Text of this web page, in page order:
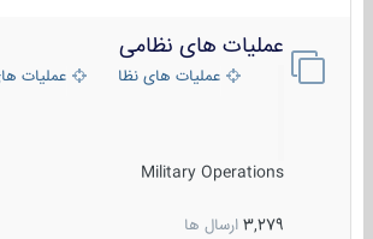
عملیات های نظامی
عملیات های نظامی ایرانعملیات های
Military Operations
3,279 ارسال ها